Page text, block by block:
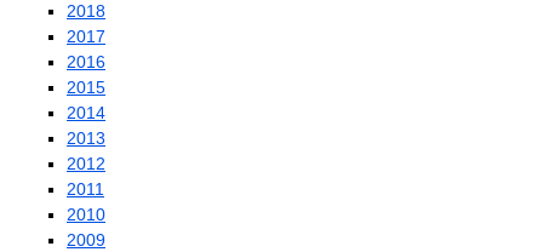
2018
2017
2016
2015
2014
2013
2012
2011
2010
2009